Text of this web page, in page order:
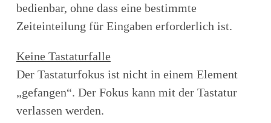
bedienbar, ohne dass eine bestimmte
Zeiteinteilung für Eingaben erforderlich ist.
Keine Tastaturfalle
Der Tastaturfokus ist nicht in einem Element
„gefangen“. Der Fokus kann mit der Tastatur
verlassen werden.